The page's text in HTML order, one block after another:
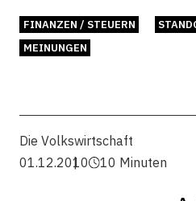
FINANZEN / STEUERN
MEINUNGEN
Die Volkswirtschaft
01.12.2010
10 Minuten